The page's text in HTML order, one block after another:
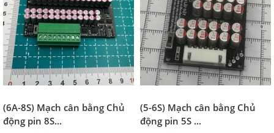
(6A-8S) Mạch cân bằng Chủ
động pin 8S...
(5-6S) Mạch cân bằng Chủ
động pin 5S ...